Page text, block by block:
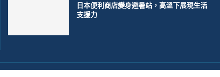
日本便利商店變身避暑站，高溫下展現生活
支援力